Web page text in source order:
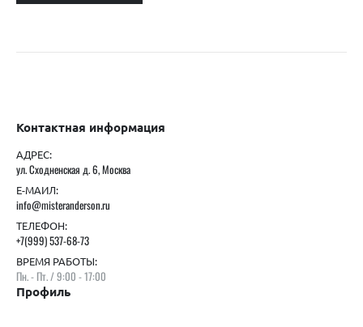
Контактная информация
АДРЕС:
ул. Сходненская д. 6, Москва
Е-МАИЛ:
info@misteranderson.ru
ТЕЛЕФОН:
+7(999) 537-68-73
ВРЕМЯ РАБОТЫ:
Пн. - Пт. / 9:00 - 17:00
Профиль